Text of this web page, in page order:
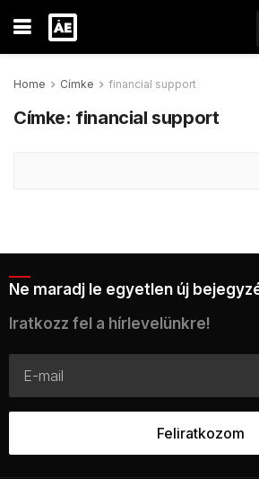
Home Címke financial support
Címke: financial support
Ne maradj le egyetlen új
Iratkozz fel a hírlevelünkre!